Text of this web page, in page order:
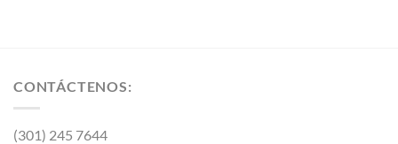
CONTÁCTENOS:
(301) 245 7644